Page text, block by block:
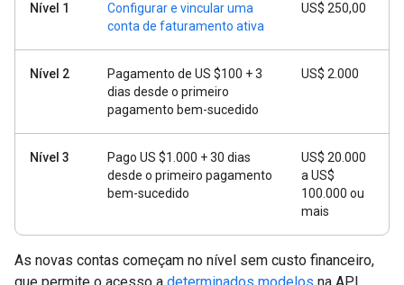
Nível 1
Configurar e vincular uma
conta de faturamento ativa
US$ 250,00
Nível 2
Pagamento de US $100 + 3
dias desde o primeiro
pagamento bem-sucedido
US$ 2.000
Nível 3
Pago US $1.000 + 30 dias
desde o primeiro pagamento
bem-sucedido
US$ 20.000
a US$
100.000 ou
mais
As novas contas começam no nível sem custo financeiro,